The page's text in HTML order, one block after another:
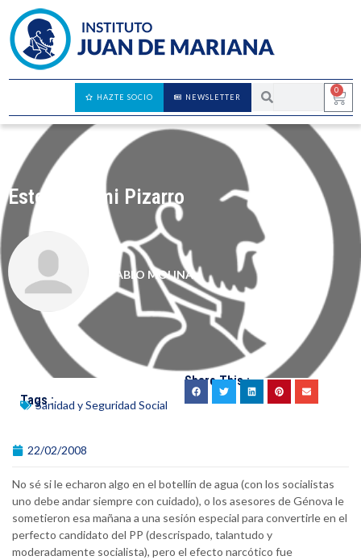
0
NEWSLETTER
HAZTE SOCIO
Este no es mi Pizarro
PABLO MOLINA
Tags :Sanidad y Seguridad Social
Share This :
22/02/2008
No sé si le echaron algo en el botellín de agua (con los socialistas
uno debe andar siempre con cuidado), o los asesores de Génova le
sometieron esa mañana a una sesión especial para convertirle en el
perfecto candidato del PP (descrispado, talantudo y
moderadamente socialista), pero el efecto narcótico fue